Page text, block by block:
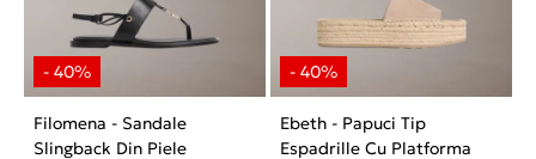
Filomena - Sandale
Slingback Din Piele
Ebeth - Papuci Tip
Espadrille Cu Platforma